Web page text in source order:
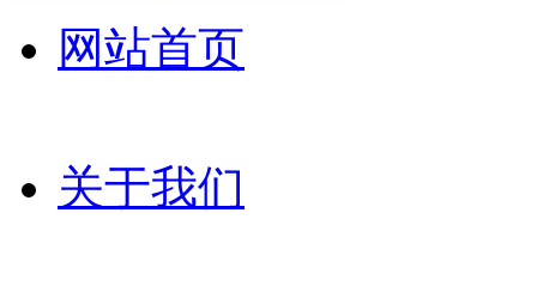
网站首页
关于我们